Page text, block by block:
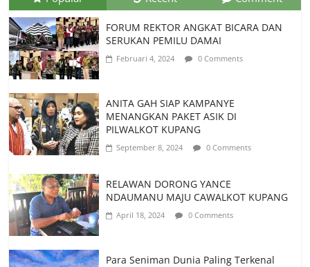
FORUM REKTOR ANGKAT BICARA DAN
SERUKAN PEMILU DAMAI
Februari 4, 2024 0 Comments
ANITA GAH SIAP KAMPANYE
MENANGKAN PAKET ASIK DI
PILWALKOT KUPANG
September 8, 2024 0 Comments
RELAWAN DORONG YANCE
NDAUMANU MAJU CAWALKOT KUPANG
April 18, 2024 0 Comments
Para Seniman Dunia Paling Terkenal